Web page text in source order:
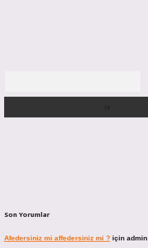
Son Yorumlar
Afedersiniz mi affedersiniz mi ?için admin